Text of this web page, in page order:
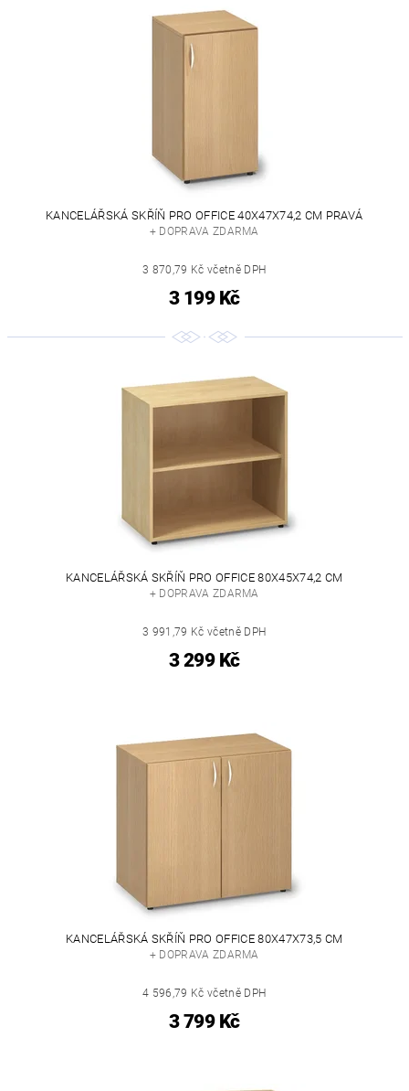
KANCELÁŘSKÁ SKŘÍŇ PRO OFFICE 40X47X74,2 CM PRAVÁ
+ DOPRAVA ZDARMA
3 870,79 Kč včetně DPH
3 199 Kč
KANCELÁŘSKÁ SKŘÍŇ PRO OFFICE 80X45X74,2 CM
+ DOPRAVA ZDARMA
3 991,79 Kč včetně DPH
3 299 Kč
KANCELÁŘSKÁ SKŘÍŇ PRO OFFICE 80X47X73,5 CM
+ DOPRAVA ZDARMA
4 596,79 Kč včetně DPH
3 799 Kč